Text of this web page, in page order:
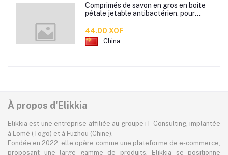
Comprimés de savon en gros en boîte
pétale jetable antibactérien. pour
des mini comprimés de lavage des
mains en papier savon
44.00 XOF
China
À propos d'Elikkia
Elikkia est une entreprise affiliée au groupe iT Consulting, implantée
à Lomé (Togo) et à Fuzhou (Chine).
Fondée en 2022, elle opère comme une plateforme de e-commerce,
proposant une large gamme de produits. Elikkia se positionne